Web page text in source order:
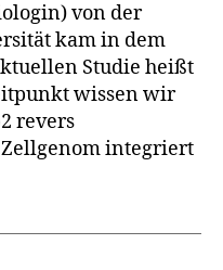
von der
kam in dem
Studie heißt
wissen wir
revers
integriert